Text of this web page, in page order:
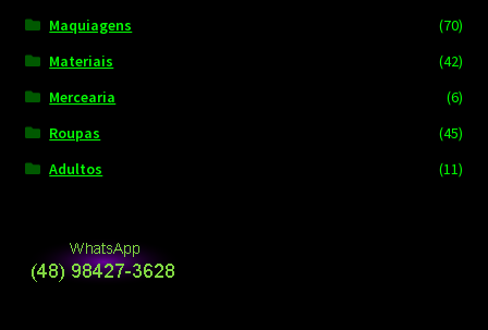
Maquiagens
(70)
Materiais
(42)
Mercearia
(6)
Roupas
(45)
Adultos
(11)